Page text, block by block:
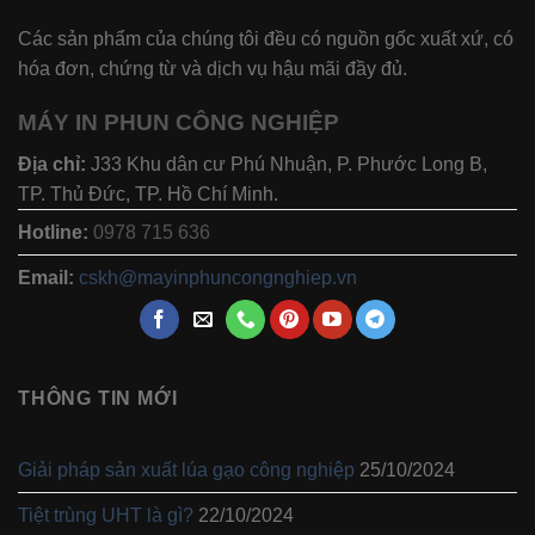
Các sản phẩm của chúng tôi đều có nguồn gốc xuất xứ, có
hóa đơn, chứng từ và dịch vụ hậu mãi đầy đủ.
MÁY IN PHUN CÔNG NGHIỆP
Địa chỉ: J33 Khu dân cư Phú Nhuận, P. Phước Long B,
TP. Thủ Đức, TP. Hồ Chí Minh.
Hotline: 0978 715 636
Email: cskh@mayinphuncongnghiep.vn
THÔNG TIN MỚI
Giải pháp sản xuất lúa gạo công nghiệp 25/10/2024
Tiệt trùng UHT là gì? 22/10/2024